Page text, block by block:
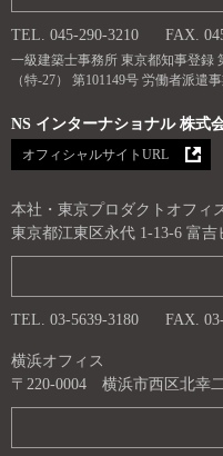
TEL. 045-290-3210 FAX.
一級建築士事務所 東京都知事登
（特-27） 第101149号 労働者派
NS インターナショナル 株式
オフィシャルサイトURL
本社・東京プロダクトオフィ
東京都江東区永代 1-13-6 富吉
TEL. 03-5639-3180 FAX.
横浜オフィス
〒220-0004 横浜市西区北幸